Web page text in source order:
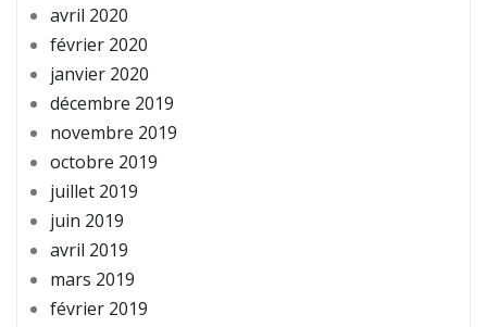
avril 2020
février 2020
janvier 2020
décembre 2019
novembre 2019
octobre 2019
juillet 2019
juin 2019
avril 2019
mars 2019
février 2019